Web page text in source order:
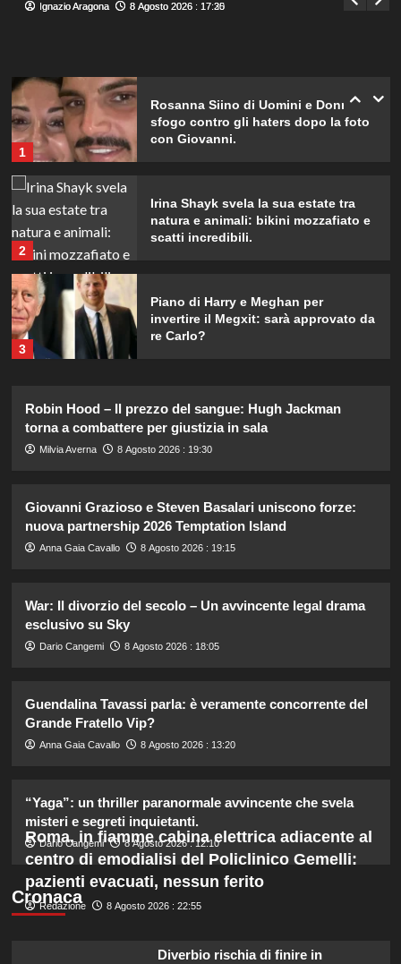
Ignazio Aragona 8 Agosto 2026 : 17:30
Ignazio Aragona 8 Agosto 2026 : 17:25
Britney Spears: il suo intenso sfogo
1
Rosanna Siino di Uomini e Donne:
sfogo contro gli haters dopo la foto
con Giovanni.
2
Irina Shayk svela la sua estate tra
natura e animali: bikini mozzafiato e
scatti incredibili.
3
Piano di Harry e Meghan per
invertire il Megxit: sarà approvato da
re Carlo?
4
un nuovo bambino in arrivo? Indizi
sulla terza gravidanza.
5
Britney Spears: il suo intenso sfogo
su madre e fallimenti emotivi
1
sfogo contro gli haters dopo la foto
2
Irina Shayk svela la sua estate tra
natura e animali: bikini mozzafiato e
scatti incredibili.
3
invertire il Megxit: sarà approvato da
re Carlo?
Cristina Marino e Luca Argentero:
un nuovo bambino in arrivo? Indizi
Robin Hood – Il prezzo del sangue: Hugh Jackman
torna a combattere per giustizia in sala
Milvia Averna 8 Agosto 2026 : 19:30
Giovanni Grazioso e Steven Basalari uniscono forze:
nuova partnership 2026 Temptation Island
Anna Gaia Cavallo 8 Agosto 2026 : 19:15
War: Il divorzio del secolo – Un avvincente legal drama
esclusivo su Sky
Dario Cangemi 8 Agosto 2026 : 18:05
Guendalina Tavassi parla: è veramente concorrente del
Grande Fratello Vip?
Anna Gaia Cavallo 8 Agosto 2026 : 13:20
“Yaga”: un thriller paranormale avvincente che svela
misteri e segreti inquietanti.
Dario Cangemi 8 Agosto 2026 : 12:10
Cronaca
Roma, in fiamme cabina elettrica adiacente al
centro di emodialisi del Policlinico Gemelli:
pazienti evacuati, nessun ferito
Redazione 8 Agosto 2026 : 22:55
Diverbio rischia di finire in